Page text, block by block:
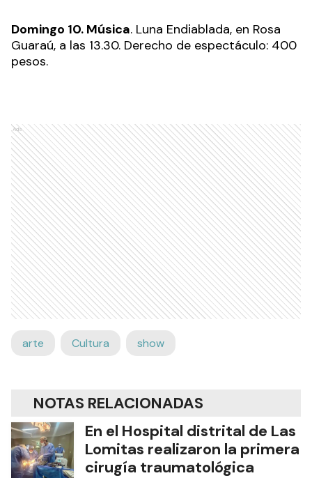
Domingo 10. Música. Luna Endiablada, en Rosa
Guaraú, a las 13.30. Derecho de espectáculo: 400
pesos.
Ads
arte Cultura show
NOTAS RELACIONADAS
En el Hospital distrital de Las
Lomitas realizaron la primera
cirugía traumatológica